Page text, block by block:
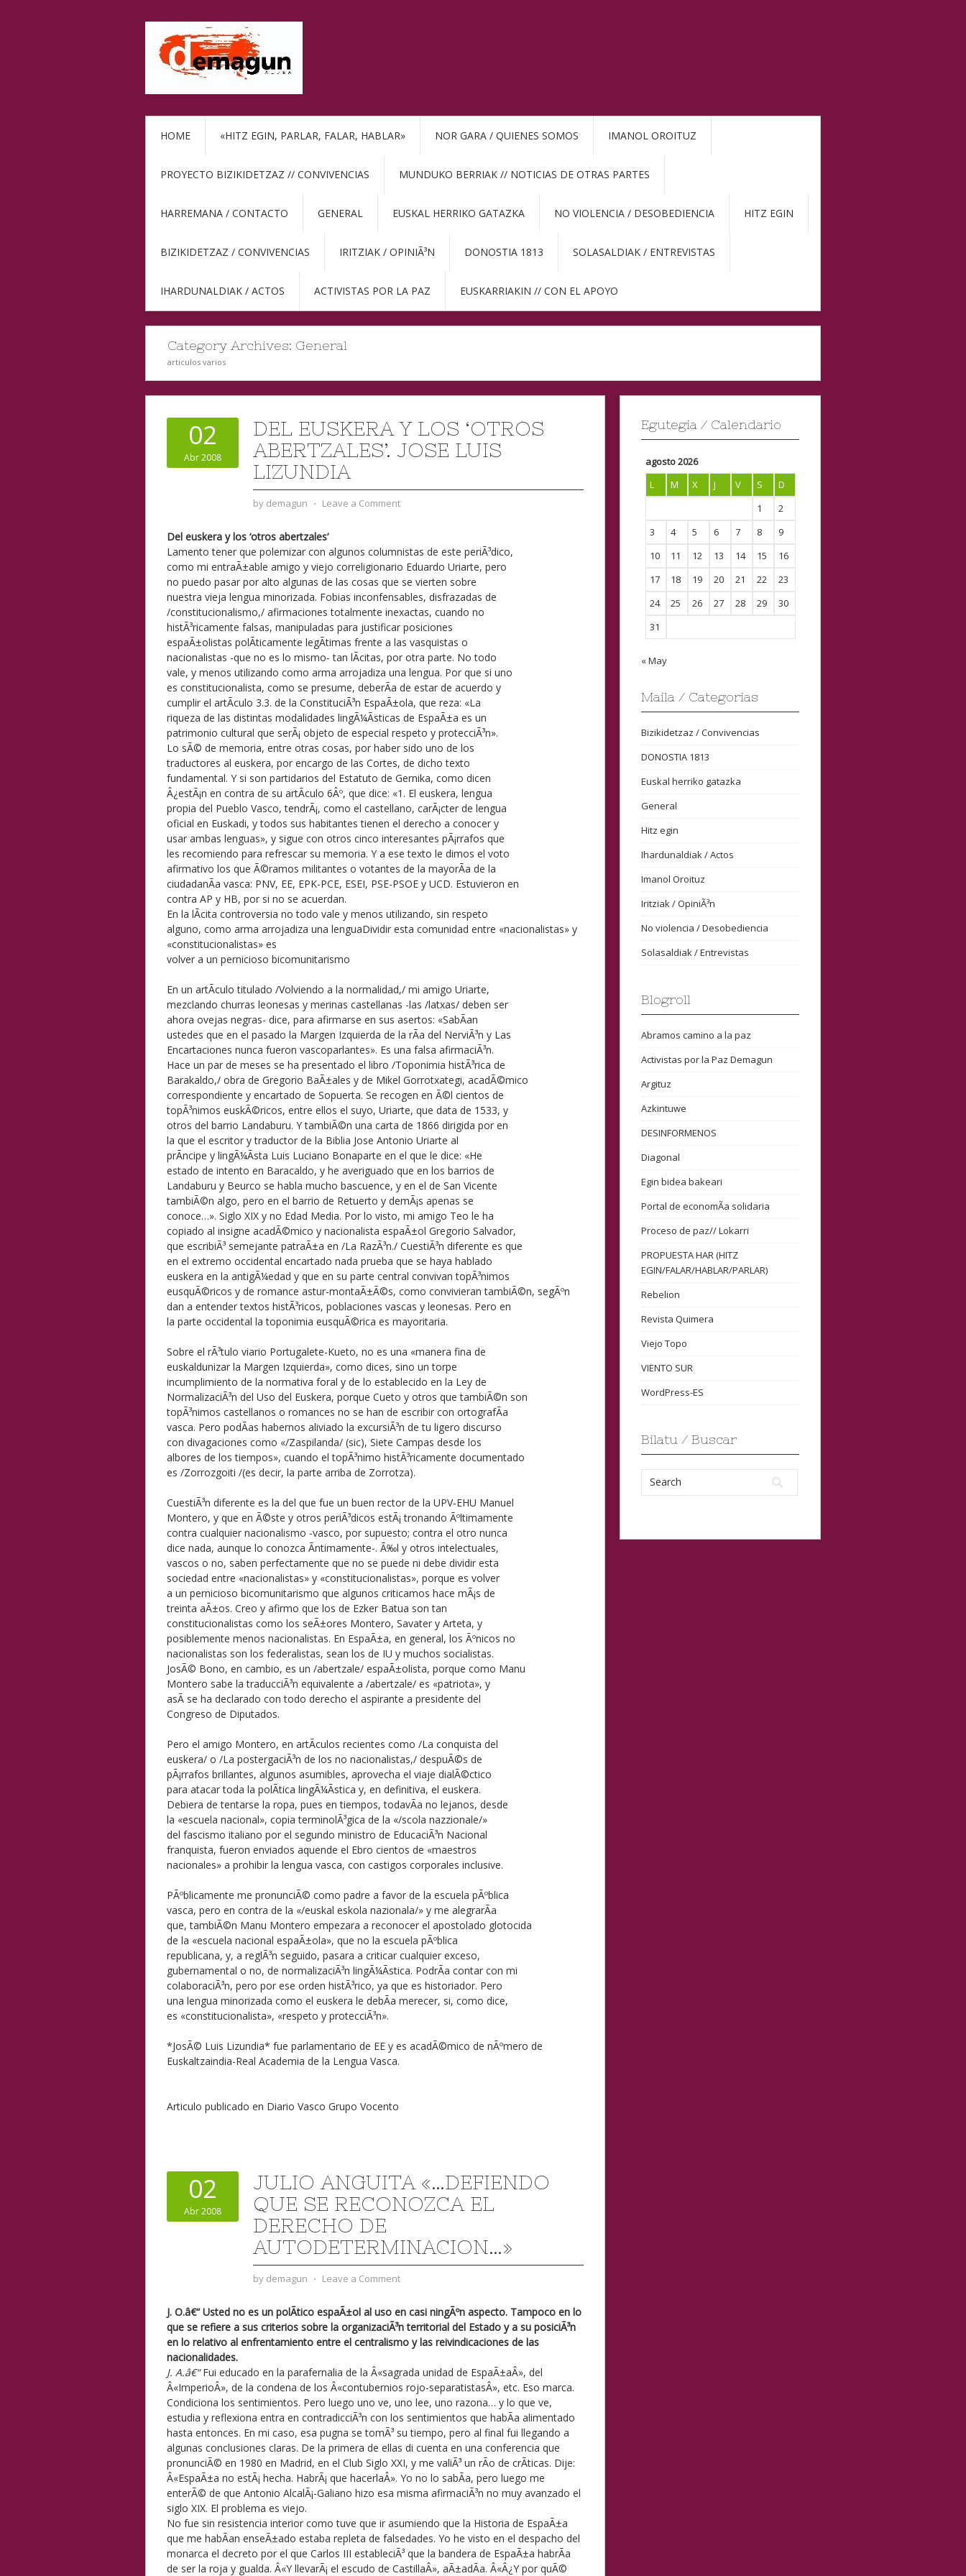
HOME «HITZ EGIN, PARLAR, FALAR, HABLAR» NOR GARA / QUIENES SOMOS IMANOL OROITUZ
PROYECTO BIZIKIDETZAZ // CONVIVENCIAS MUNDUKO BERRIAK // NOTICIAS DE OTRAS PARTES
HARREMANA / CONTACTO GENERAL EUSKAL HERRIKO GATAZKA NO VIOLENCIA / DESOBEDIENCIA HITZ EGIN
BIZIKIDETZAZ / CONVIVENCIAS IRITZIAK / OPINIÃ³N DONOSTIA 1813 SOLASALDIAK / ENTREVISTAS
IHARDUNALDIAK / ACTOS ACTIVISTAS POR LA PAZ EUSKARRIAKIN // CON EL APOYO
Category Archives: General
articulos varios
02
Abr 2008
DEL EUSKERA Y LOS ‘OTROS
ABERTZALES’. JOSE LUIS
LIZUNDIA
by demagun ⋅ Leave a Comment
Del euskera y los ‘otros abertzales’
Lamento tener que polemizar con algunos columnistas de este periÃ³dico,
como mi entraÃ±able amigo y viejo correligionario Eduardo Uriarte, pero
no puedo pasar por alto algunas de las cosas que se vierten sobre
nuestra vieja lengua minorizada. Fobias inconfensables, disfrazadas de
/constitucionalismo,/ afirmaciones totalmente inexactas, cuando no
histÃ³ricamente falsas, manipuladas para justificar posiciones
espaÃ±olistas polÃ­ticamente legÃ­timas frente a las vasquistas o
nacionalistas -que no es lo mismo- tan lÃ­citas, por otra parte. No todo
vale, y menos utilizando como arma arrojadiza una lengua. Por que si uno
es constitucionalista, como se presume, deberÃ­a de estar de acuerdo y
cumplir el artÃ­culo 3.3. de la ConstituciÃ³n EspaÃ±ola, que reza: «La
riqueza de las distintas modalidades lingÃ¼Ã­sticas de EspaÃ±a es un
patrimonio cultural que serÃ¡ objeto de especial respeto y protecciÃ³n».
Lo sÃ© de memoria, entre otras cosas, por haber sido uno de los
traductores al euskera, por encargo de las Cortes, de dicho texto
fundamental. Y si son partidarios del Estatuto de Gernika, como dicen
Â¿estÃ¡n en contra de su artÃ­culo 6Âº, que dice: «1. El euskera, lengua
propia del Pueblo Vasco, tendrÃ¡, como el castellano, carÃ¡cter de lengua
oficial en Euskadi, y todos sus habitantes tienen el derecho a conocer y
usar ambas lenguas», y sigue con otros cinco interesantes pÃ¡rrafos que
les recomiendo para refrescar su memoria. Y a ese texto le dimos el voto
afirmativo los que Ã©ramos militantes o votantes de la mayorÃ­a de la
ciudadanÃ­a vasca: PNV, EE, EPK-PCE, ESEI, PSE-PSOE y UCD. Estuvieron en
contra AP y HB, por si no se acuerdan.
En la lÃ­cita controversia no todo vale y menos utilizando, sin respeto
alguno, como arma arrojadiza una lenguaDividir esta comunidad entre «nacionalistas» y
«constitucionalistas» es
volver a un pernicioso bicomunitarismo
En un artÃ­culo titulado /Volviendo a la normalidad,/ mi amigo Uriarte,
mezclando churras leonesas y merinas castellanas -las /latxas/ deben ser
ahora ovejas negras- dice, para afirmarse en sus asertos: «SabÃ­an
ustedes que en el pasado la Margen Izquierda de la rÃ­a del NerviÃ³n y Las
Encartaciones nunca fueron vascoparlantes». Es una falsa afirmaciÃ³n.
Hace un par de meses se ha presentado el libro /Toponimia histÃ³rica de
Barakaldo,/ obra de Gregorio BaÃ±ales y de Mikel Gorrotxategi, acadÃ©mico
correspondiente y encartado de Sopuerta. Se recogen en Ã©l cientos de
topÃ³nimos euskÃ©ricos, entre ellos el suyo, Uriarte, que data de 1533, y
otros del barrio Landaburu. Y tambiÃ©n una carta de 1866 dirigida por en
la que el escritor y traductor de la Biblia Jose Antonio Uriarte al
prÃ­ncipe y lingÃ¼Ã­sta Luis Luciano Bonaparte en el que le dice: «He
estado de intento en Baracaldo, y he averiguado que en los barrios de
Landaburu y Beurco se habla mucho bascuence, y en el de San Vicente
tambiÃ©n algo, pero en el barrio de Retuerto y demÃ¡s apenas se
conoce…». Siglo XIX y no Edad Media. Por lo visto, mi amigo Teo le ha
copiado al insigne acadÃ©mico y nacionalista espaÃ±ol Gregorio Salvador,
que escribiÃ³ semejante patraÃ±a en /La RazÃ³n./ CuestiÃ³n diferente es que
en el extremo occidental encartado nada prueba que se haya hablado
euskera en la antigÃ¼edad y que en su parte central convivan topÃ³nimos
eusquÃ©ricos y de romance astur-montaÃ±Ã©s, como convivieran tambiÃ©n, segÃºn
dan a entender textos histÃ³ricos, poblaciones vascas y leonesas. Pero en
la parte occidental la toponimia eusquÃ©rica es mayoritaria.
Sobre el rÃ³tulo viario Portugalete-Kueto, no es una «manera fina de
euskaldunizar la Margen Izquierda», como dices, sino un torpe
incumplimiento de la normativa foral y de lo establecido en la Ley de
NormalizaciÃ³n del Uso del Euskera, porque Cueto y otros que tambiÃ©n son
topÃ³nimos castellanos o romances no se han de escribir con ortografÃ­a
vasca. Pero podÃ­as habernos aliviado la excursiÃ³n de tu ligero discurso
con divagaciones como «/Zaspilanda/ (sic), Siete Campas desde los
albores de los tiempos», cuando el topÃ³nimo histÃ³ricamente documentado
es /Zorrozgoiti /(es decir, la parte arriba de Zorrotza).
CuestiÃ³n diferente es la del que fue un buen rector de la UPV-EHU Manuel
Montero, y que en Ã©ste y otros periÃ³dicos estÃ¡ tronando Ãºltimamente
contra cualquier nacionalismo -vasco, por supuesto; contra el otro nunca
dice nada, aunque lo conozca Ã­ntimamente-. Ã‰l y otros intelectuales,
vascos o no, saben perfectamente que no se puede ni debe dividir esta
sociedad entre «nacionalistas» y «constitucionalistas», porque es volver
a un pernicioso bicomunitarismo que algunos criticamos hace mÃ¡s de
treinta aÃ±os. Creo y afirmo que los de Ezker Batua son tan
constitucionalistas como los seÃ±ores Montero, Savater y Arteta, y
posiblemente menos nacionalistas. En EspaÃ±a, en general, los Ãºnicos no
nacionalistas son los federalistas, sean los de IU y muchos socialistas.
JosÃ© Bono, en cambio, es un /abertzale/ espaÃ±olista, porque como Manu
Montero sabe la traducciÃ³n equivalente a /abertzale/ es «patriota», y
asÃ­ se ha declarado con todo derecho el aspirante a presidente del
Congreso de Diputados.
Pero el amigo Montero, en artÃ­culos recientes como /La conquista del
euskera/ o /La postergaciÃ³n de los no nacionalistas,/ despuÃ©s de
pÃ¡rrafos brillantes, algunos asumibles, aprovecha el viaje dialÃ©ctico
para atacar toda la polÃ­tica lingÃ¼Ã­stica y, en definitiva, el euskera.
Debiera de tentarse la ropa, pues en tiempos, todavÃ­a no lejanos, desde
la «escuela nacional», copia terminolÃ³gica de la «/scola nazzionale/»
del fascismo italiano por el segundo ministro de EducaciÃ³n Nacional
franquista, fueron enviados aquende el Ebro cientos de «maestros
nacionales» a prohibir la lengua vasca, con castigos corporales inclusive.
PÃºblicamente me pronunciÃ© como padre a favor de la escuela pÃºblica
vasca, pero en contra de la «/euskal eskola nazionala/» y me alegrarÃ­a
que, tambiÃ©n Manu Montero empezara a reconocer el apostolado glotocida
de la «escuela nacional espaÃ±ola», que no la escuela pÃºblica
republicana, y, a reglÃ³n seguido, pasara a criticar cualquier exceso,
gubernamental o no, de normalizaciÃ³n lingÃ¼Ã­stica. PodrÃ­a contar con mi
colaboraciÃ³n, pero por ese orden histÃ³rico, ya que es historiador. Pero
una lengua minorizada como el euskera le debÃ­a merecer, si, como dice,
es «constitucionalista», «respeto y protecciÃ³n».
*JosÃ© Luis Lizundia* fue parlamentario de EE y es acadÃ©mico de nÃºmero de
Euskaltzaindia-Real Academia de la Lengua Vasca.
Articulo publicado en Diario Vasco Grupo Vocento
02
Abr 2008
JULIO ANGUITA «…DEFIENDO
QUE SE RECONOZCA EL
DERECHO DE
AUTODETERMINACION…»
by demagun ⋅ Leave a Comment
J. O.â€“ Usted no es un polÃ­tico espaÃ±ol al uso en casi ningÃºn aspecto. Tampoco en lo
que se refiere a sus criterios sobre la organizaciÃ³n territorial del Estado y a su posiciÃ³n
en lo relativo al enfrentamiento entre el centralismo y las reivindicaciones de las
nacionalidades.
J. A.â€“Fui educado en la parafernalia de la Â«sagrada unidad de EspaÃ±aÂ», del
Â«ImperioÂ», de la condena de los Â«contubernios rojo-separatistasÂ», etc. Eso marca.
Condiciona los sentimientos. Pero luego uno ve, uno lee, uno razona… y lo que ve,
estudia y reflexiona entra en contradicciÃ³n con los sentimientos que habÃ­a alimentado
hasta entonces. En mi caso, esa pugna se tomÃ³ su tiempo, pero al final fui llegando a
algunas conclusiones claras. De la primera de ellas di cuenta en una conferencia que
pronunciÃ© en 1980 en Madrid, en el Club Siglo XXI, y me valiÃ³ un rÃ­o de crÃ­ticas. Dije:
Â«EspaÃ±a no estÃ¡ hecha. HabrÃ¡ que hacerlaÂ». Yo no lo sabÃ­a, pero luego me
enterÃ© de que Antonio AlcalÃ¡-Galiano hizo esa misma afirmaciÃ³n no muy avanzado el
siglo XIX. El problema es viejo.
No fue sin resistencia interior como tuve que ir asumiendo que la Historia de EspaÃ±a
que me habÃ­an enseÃ±ado estaba repleta de falsedades. Yo he visto en el despacho del
monarca el decreto por el que Carlos III estableciÃ³ que la bandera de EspaÃ±a habrÃ­a
de ser la roja y gualda. Â«Y llevarÃ¡ el escudo de CastillaÂ», aÃ±adÃ­a. Â«Â¿Y por quÃ©
Egutegia / Calendario
agosto 2026
L
M X J V S
D
1
2
3
4 5 6 7 8
9
10
11 12 13 14 15
16
17
18 19 20 21 22
23
24
25 26 27 28 29
30
31
« May
Maila / Categorias
Bizikidetzaz / Convivencias
DONOSTIA 1813
Euskal herriko gatazka
General
Hitz egin
Ihardunaldiak / Actos
Imanol Oroituz
Iritziak / OpiniÃ³n
No violencia / Desobediencia
Solasaldiak / Entrevistas
Blogroll
Abramos camino a la paz
Activistas por la Paz Demagun
Argituz
Azkintuwe
DESINFORMENOS
Diagonal
Egin bidea bakeari
Portal de economÃ­a solidaria
Proceso de paz// Lokarri
PROPUESTA HAR (HITZ
EGIN/FALAR/HABLAR/PARLAR)
Rebelion
Revista Quimera
Viejo Topo
VIENTO SUR
WordPress-ES
Bilatu / Buscar